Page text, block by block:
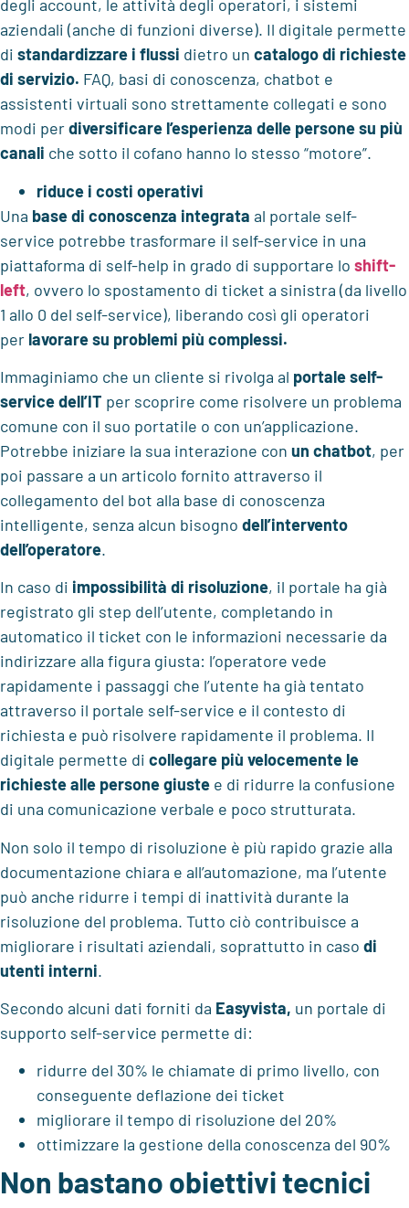
degli account, le attività degli operatori, i sistemi
aziendali (anche di funzioni diverse). Il digitale permette
di standardizzare i flussi dietro un catalogo di richieste
di servizio. FAQ, basi di conoscenza, chatbot e
assistenti virtuali sono strettamente collegati e sono
modi perdiversificare l’esperienza delle persone su più
canali che sotto il cofano hanno lo stesso “motore”.
riduce i costi operativi
Una base di conoscenza integrata al portale self-
service potrebbe trasformare il self-service in una
piattaforma di self-help in grado di supportare lo shift-
left, ovvero lo spostamento di ticket a sinistra (da livello
1 allo 0 del self-service), liberando così gli operatori
per lavorare su problemi più complessi.
Immaginiamo che un cliente si rivolga al portale self-
service dell’IT per scoprire come risolvere un problema
comune con il suo portatile o con un’applicazione.
Potrebbe iniziare la sua interazione con un chatbot, per
poi passare a un articolo fornito attraverso il
collegamento del bot alla base di conoscenza
intelligente, senza alcun bisogno dell’intervento
dell’operatore.
In caso di impossibilità di risoluzione, il portale ha già
registrato gli step dell’utente, completando in
automatico il ticket con le informazioni necessarie da
indirizzare alla figura giusta: l’operatore vede
rapidamente i passaggi che l’utente ha già tentato
attraverso il portale self-service e il contesto di
richiesta e può risolvere rapidamente il problema. Il
digitale permette di collegare più velocemente le
richieste alle persone giuste e di ridurre la confusione
di una comunicazione verbale e poco strutturata.
Non solo il tempo di risoluzione è più rapido grazie alla
documentazione chiara e all’automazione, ma l’utente
può anche ridurre i tempi di inattività durante la
risoluzione del problema. Tutto ciò contribuisce a
migliorare i risultati aziendali, soprattutto in caso di
utenti interni.
Secondo alcuni dati forniti da Easyvista, un portale di
supporto self-service permette di:
ridurre del 30% le chiamate di primo livello, con
conseguente deflazione dei ticket
migliorare il tempo di risoluzione del 20%
ottimizzare la gestione della conoscenza del 90%
Non bastano obiettivi tecnici